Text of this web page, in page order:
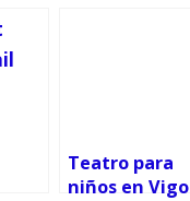
Teatro para
niños en Vigo